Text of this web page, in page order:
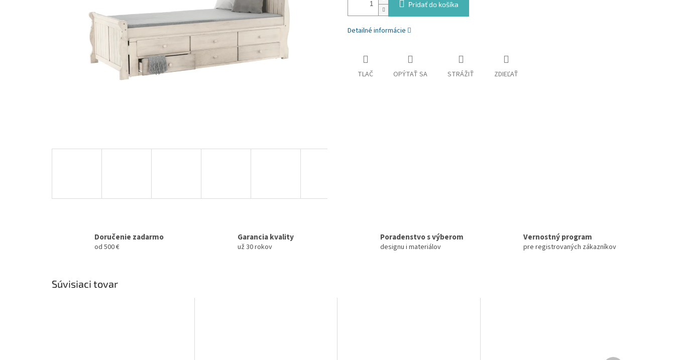
Pridať do košíka
Detailné informácie
TLAČ OPÝTAŤ SA STRÁŽIŤ ZDIEĽAŤ
Doručenie zadarmo
od 500 €
Garancia kvality
už 30 rokov
Poradenstvo s výberom
designu i materiálov
Vernostný program
pre registrovaných zákazníkov
Súvisiaci tovar